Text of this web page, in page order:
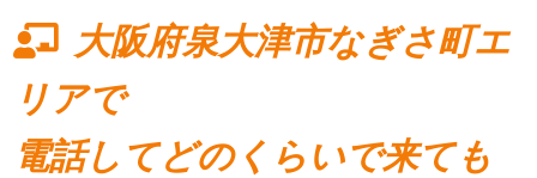
大阪府泉大津市なぎさ町エ
リアで
電話してどのくらいで来ても